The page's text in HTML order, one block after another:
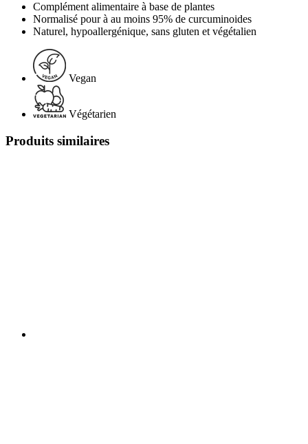
Complément alimentaire à base de plantes
Normalisé pour à au moins 95% de curcuminoides
Naturel, hypoallergénique, sans gluten et végétalien
Vegan
Végétarien
Produits similaires